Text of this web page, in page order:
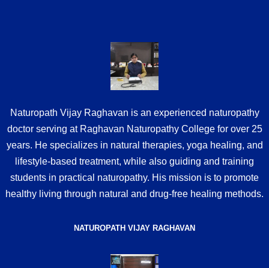
Naturopath Vijay Raghavan is an experienced naturopathy
doctor serving at Raghavan Naturopathy College for over 25
years. He specializes in natural therapies, yoga healing, and
lifestyle-based treatment, while also guiding and training
students in practical naturopathy. His mission is to promote
healthy living through natural and drug-free healing methods.
NATUROPATH VIJAY RAGHAVAN